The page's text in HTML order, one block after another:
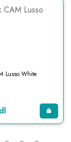
Lusso White